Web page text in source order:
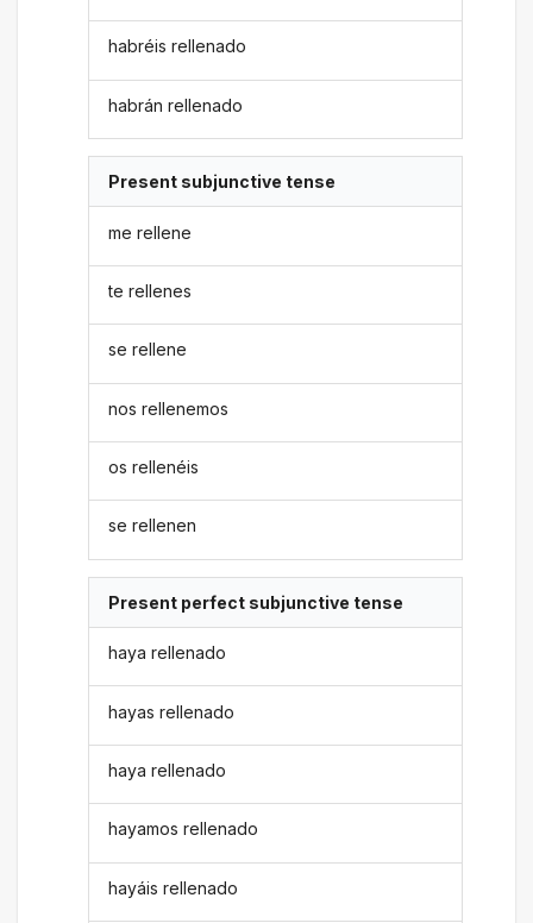
habréis rellenado
habrán rellenado
Present subjunctive tense
me rellene
te rellenes
se rellene
nos rellenemos
os rellenéis
se rellenen
Present perfect subjunctive tense
haya rellenado
hayas rellenado
haya rellenado
hayamos rellenado
hayáis rellenado